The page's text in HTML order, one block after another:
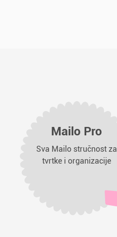
Mailo Pro
Sva Mailo stručnost za
tvrtke i organizacije